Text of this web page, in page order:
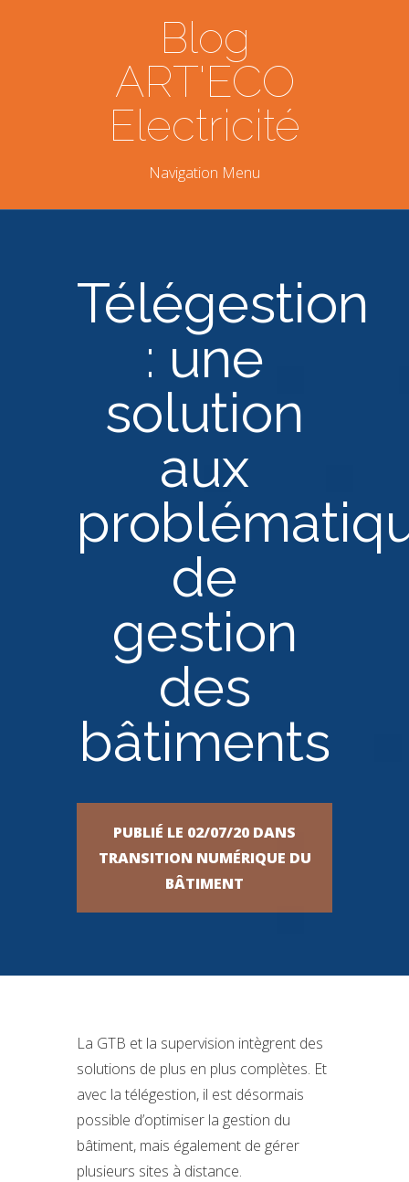
Blog
ART'ECO
Electricité
Navigation Menu
Télégestion
: une
solution
aux
de
gestion
des
bâtiments
PUBLIÉ LE 02/07/20 DANS
TRANSITION NUMÉRIQUE DU
BÂTIMENT
La GTB et la supervision intègrent des
solutions de plus en plus complètes. Et
avec la télégestion, il est désormais
possible d’optimiser la gestion du
bâtiment, mais également de gérer
plusieurs sites à distance.